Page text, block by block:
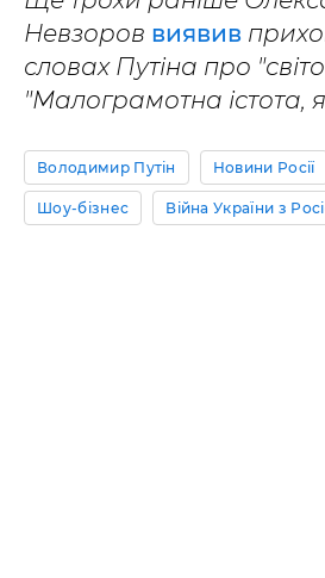
Невзоров виявив
словах Путіна про
"Малограмотна істота,
Володимир Путін Новини Росії
Шоу-бізнес Війна України з